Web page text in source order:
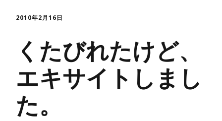
2010年2月16日
くたびれたけど、
エキサイトしまし
た。